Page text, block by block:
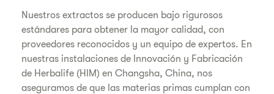
Nuestros extractos se producen bajo rigurosos
estándares para obtener la mayor calidad, con
proveedores reconocidos y un equipo de expertos. En
nuestras instalaciones de Innovación y Fabricación
de Herbalife (HIM) en Changsha, China, nos
aseguramos de que las materias primas cumplan con